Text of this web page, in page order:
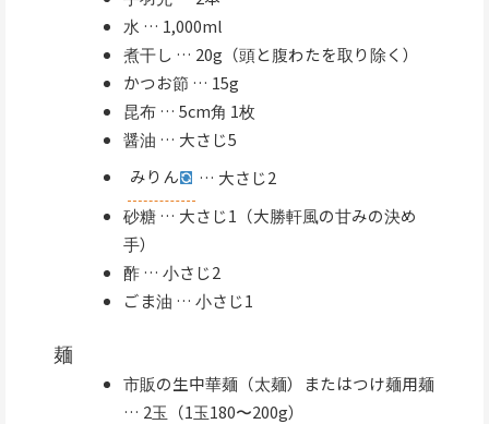
水 … 1,000ml
煮干し … 20g（頭と腹わたを取り除く）
かつお節 … 15g
昆布 … 5cm角 1枚
醤油 … 大さじ5
みりん
… 大さじ2
砂糖 … 大さじ1（大勝軒風の甘みの決め
手）
酢 … 小さじ2
ごま油 … 小さじ1
麺
市販の生中華麺（太麺）またはつけ麺用麺
… 2玉（1玉180〜200g）